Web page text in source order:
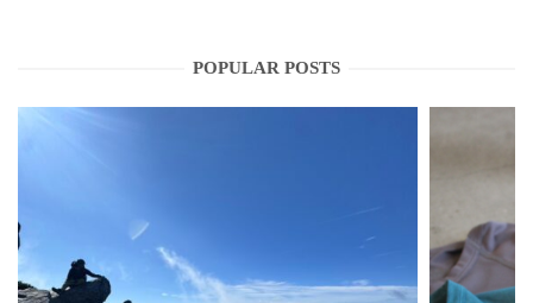
POPULAR POSTS